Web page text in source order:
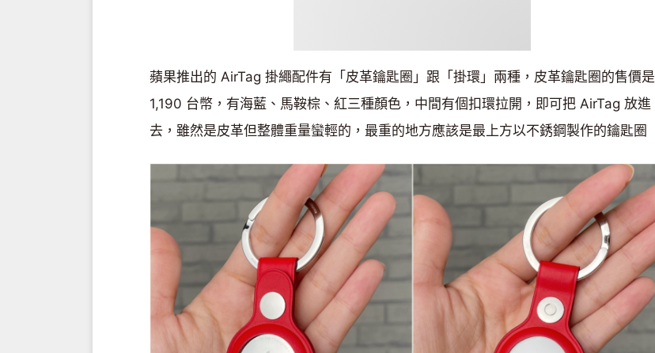
蘋果推出的 AirTag 掛繩配件有「皮革鑰匙圈」跟「掛環」兩種，皮革鑰匙圈的售價是
1,190 台幣，有海藍、馬鞍棕、紅三種顏色，中間有個扣環拉開，即可把 AirTag 放進
去，雖然是皮革但整體重量蠻輕的，最重的地方應該是最上方以不銹鋼製作的鑰匙圈